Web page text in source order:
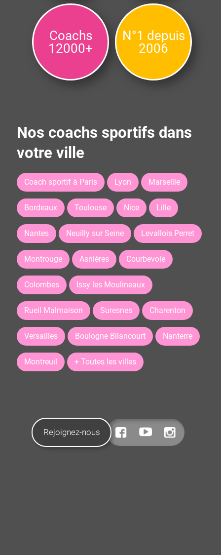
Coachs
12000+
N°1 depuis
2006
Nos coachs sportifs dans
votre ville
Coach sportif à Paris Lyon Marseille
Bordeaux Toulouse Nice Lille
Nantes Neuilly sur Seine Levallois Perret
Montrouge Asnières Courbevoie
Colombes Issy les Moulineaux
Rueil Malmaison Suresnes Charenton
Versailles Boulogne Bilancourt Nanterre
Montreuil + Toutes les villes
Rejoignez-nous